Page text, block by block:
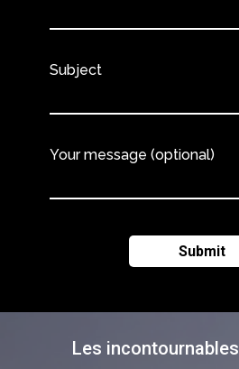
Les incontournables
Subject
Your message (optional)